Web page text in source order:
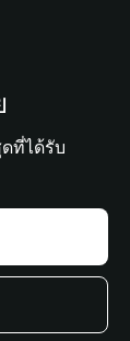
ที่ได้รับ